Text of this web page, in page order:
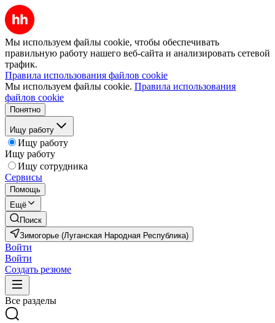
Мы используем файлы cookie, чтобы обеспечивать
правильную работу нашего веб-сайта и анализировать сетевой
трафик.
Правила использования файлов cookie
Мы используем файлы cookie. Правила использования
файлов cookie
Понятно
Ищу работу
Ищу работу
Ищу работу
Ищу сотрудника
Сервисы
Помощь
Ещё
Поиск
Зимогорье (Луганская Народная Республика)
Войти
Войти
Создать резюме
Все разделы